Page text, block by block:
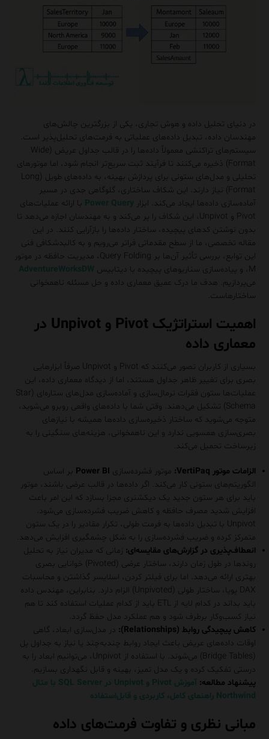
در دنیای تحلیل داده و هوش تجاری، یکی از بزرگترین چالش‌های
مهندسان داده، تبدیل داده‌های عملیاتی به فرمت‌های تحلیل‌پذیر است.
سیستم‌های تراکنشی معمولاً داده‌ها را در قالب جداول عریض (Wide
Format) ذخیره می‌کنند تا فرآیند ثبت سریع‌تر انجام شود، اما موتورهای
تحلیلی و مدل‌های ستونی برای پردازش بهینه، به داده‌های طویل (Long
Format) نیاز دارند. این شکاف ساختاری، گلوگاهی جدی در مسیر
آماده‌سازی داده‌ها ایجاد می‌کند. ابزار Power Query با ارائه عملیات‌های
Pivot و Unpivot، این شکاف را پر می‌کند و به مهندسان اجازه می‌دهد تا
بدون نوشتن کدهای پیچیده، ساختار داده‌ها را بازآرایی کنند. در این
مقاله تخصصی، ما از سطح مقدماتی فراتر می‌رویم و به کالبدشکافی فنی
این توابع، بررسی تأثیر آن‌ها بر Query Folding، مدیریت حافظه در موتور
M، و پیاده‌سازی سناریوهای پیچیده با دیتابیس
AdventureWorksDW
می‌پردازیم. هدف ما درک عمیق معماری داده و حل مسئله ناهمخوانی
ساختارهاست.
اهمیت استراتژیک Pivot و Unpivot در
معماری داده
بسیاری از کاربران تصور می‌کنند که Pivot و Unpivot صرفاً ابزارهایی
بصری برای تغییر ظاهر جداول هستند، اما از دیدگاه معماری داده، این
عملیات‌ها ستون فقرات نرمال‌سازی و آماده‌سازی مدل‌های ستاره‌ای (Star
Schema) تشکیل می‌دهند. وقتی شما با داده‌های واقعی روبرو می‌شوید،
متوجه می‌شوید که ساختار ذخیره‌سازی داده‌ها همیشه با نیازهای
بصری‌سازی همسویی ندارد و این ناهمخوانی، هزینه‌های سنگینی را به
زیرساخت تحمیل می‌کند.
الزامات موتور VertiPaq: موتور فشرده‌سازی Power BI بر اساس
الگوریتم‌های ستونی کار می‌کند. اگر داده‌ها در قالب عرضی باشند، موتور
باید برای هر ستون جدید یک دیکشنری مجزا بسازد که این امر باعث
افزایش شدید مصرف حافظه و کاهش ضریب فشرده‌سازی می‌شود.
Unpivot با تبدیل داده‌ها به فرمت طولی، تکرار مقادیر را در یک ستون
متمرکز کرده و ضریب فشرده‌سازی را به شکل چشمگیری افزایش می‌دهد.
انعطاف‌پذیری در گزارش‌های مقایسه‌ای: زمانی که مدیران نیاز به تحلیل
روندها در طول زمان دارند، ساختار عرضی (Pivoted) خوانایی بصری
بهتری ارائه می‌دهد. اما برای فیلتر کردن، اسلایسر گذاشتن و محاسبات
DAX پویا، ساختار طولی (Unpivoted) الزام دارد. بنابراین، مهندس داده
باید بداند در کدام لایه از ETL باید از کدام عملیات استفاده کند تا هم
نیاز کسب‌وکار برطرف شود و هم عملکرد مدل حفظ گردد.
کاهش پیچیدگی روابط (Relationships):
در مدل‌سازی ابعاد، گاهی
اوقات داده‌های عریض باعث ایجاد روابط چندبه‌چند یا نیاز به جداول پل
(Bridge Tables) می‌شوند. با استفاده از Unpivot، می‌توانیم ابعاد را به
درستی تفکیک کرده و یک مدل تمیز، بهینه و قابل نگهداری بسازیم.
پیشنهاد مطالعه:
آموزش Pivot و Unpivot در SQL Server با مثال
Northwind راهنمای کامل، کاربردی و قابل‌استفاده
مبانی نظری و تفاوت فرمت‌های داده